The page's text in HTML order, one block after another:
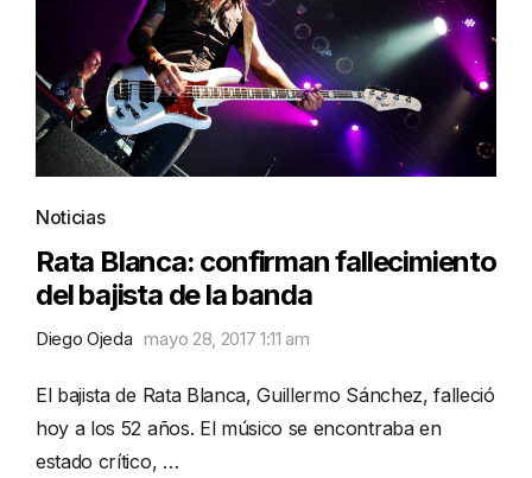
Noticias
Rata Blanca: confirman fallecimiento
del bajista de la banda
Diego Ojeda mayo 28, 2017 1:11 am
El bajista de Rata Blanca, Guillermo Sánchez, falleció
hoy a los 52 años. El músico se encontraba en
estado crítico, …